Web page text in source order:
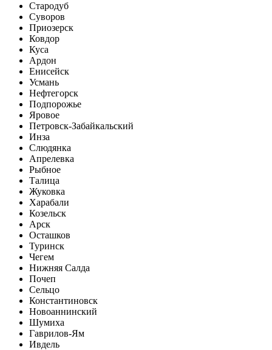
Стародуб
Суворов
Приозерск
Ковдор
Куса
Ардон
Енисейск
Усмань
Нефтегорск
Подпорожье
Яровое
Петровск-Забайкальский
Инза
Слюдянка
Апрелевка
Рыбное
Талица
Жуковка
Харабали
Козельск
Арск
Осташков
Туринск
Чегем
Нижняя Салда
Почеп
Сельцо
Константиновск
Новоаннинский
Шумиха
Гаврилов-Ям
Ивдель